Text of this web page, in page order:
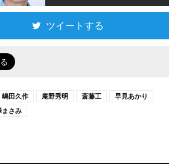
ツイートする
嶋田久作 庵野秀明 斎藤工
早見あかり
まさみ